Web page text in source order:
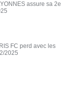
assure sa 2e
FC perd avec les
2025